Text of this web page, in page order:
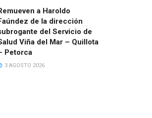
a Haroldo
de la dirección
del Servicio de
Viña del Mar – Quillota
Petorca
3 AGOSTO 2026